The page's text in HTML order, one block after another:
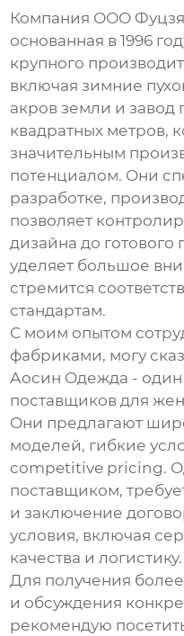
Компания ООО
основанная в 1996
крупного
включаязимние
акров земли и
квадратных метров,
значительным
потенциалом. Они
разработке,
позволяет
дизайна до готового
уделяет большое
стремится
стандартам.
С моим опытом
фабриками, могу
Аосин Одежда - один
поставщиков для
Они предлагают
моделей, гибкие
competitive pricing.
поставщиком,
и заключение
условия, включая
качества и логистику.
Для получения
и обсуждения
рекомендую